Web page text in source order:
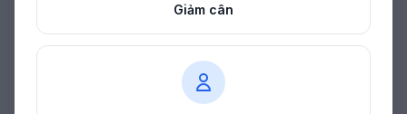
Giảm cân